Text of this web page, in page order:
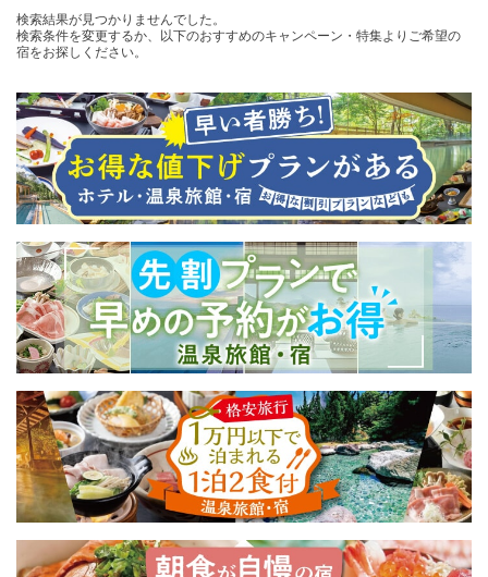
検索結果が見つかりませんでした。
検索条件を変更するか、以下のおすすめのキャンペーン・特集よりご希望の
宿をお探しください。